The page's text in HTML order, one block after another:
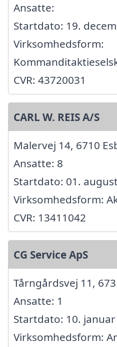
Ansatte:
Startdato: 19.
Virksomhedsform:
CVR: 43720031
CARL W. REIS A/S
Malervej 14, 6710
Ansatte: 8
Startdato: 01.
Virksomhedsform:
CVR: 13411042
CG Service ApS
Tårngårdsvej 11,
Ansatte: 1
Startdato: 10. januar
Virksomhedsform: